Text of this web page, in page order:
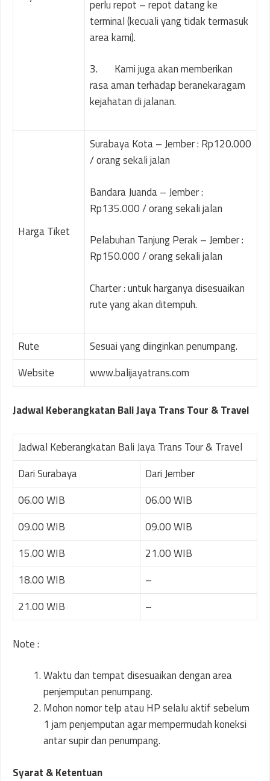
perlu repot – repot datang ke
terminal (kecuali yang tidak termasuk
area kami).
3. Kami juga akan memberikan
rasa aman terhadap beranekaragam
kejahatan di jalanan.
Harga Tiket
Surabaya Kota – Jember : Rp120.000
/ orang sekali jalan
Bandara Juanda – Jember :
Rp135.000 / orang sekali jalan
Pelabuhan Tanjung Perak – Jember :
Rp150.000 / orang sekali jalan
Charter : untuk harganya disesuaikan
rute yang akan ditempuh.
Rute
Sesuai yang diinginkan penumpang.
Website
www.balijayatrans.com
Jadwal Keberangkatan Bali Jaya Trans Tour & Travel
Jadwal Keberangkatan Bali Jaya Trans Tour & Travel
Dari Surabaya
Dari Jember
06.00 WIB
06.00 WIB
09.00 WIB
09.00 WIB
15.00 WIB
21.00 WIB
18.00 WIB
–
21.00 WIB
–
Note :
Waktu dan tempat disesuaikan dengan area
penjemputan penumpang.
Mohon nomor telp atau HP selalu aktif sebelum
1 jam penjemputan agar mempermudah koneksi
antar supir dan penumpang.
Syarat & Ketentuan